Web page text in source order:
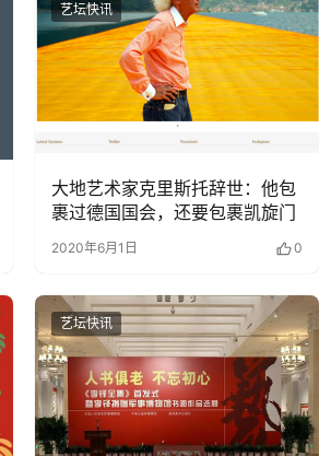
艺坛快讯
大地艺术家克里斯托辞世：他包
裹过德国国会，还要包裹凯旋门
2020年6月1日 0
艺坛快讯